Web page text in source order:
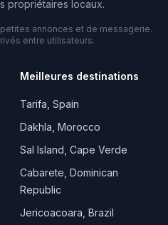
propriétaires locaux.
annonces et de messagerie.
entre utilisateurs.
Meilleures destinations
Tarifa, Spain
Dakhla, Morocco
Sal Island, Cape Verde
Cabarete, Dominican
Republic
Jericoacoara, Brazil